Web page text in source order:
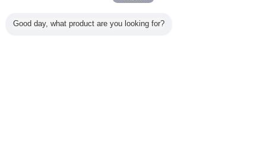
Good day, what product are you looking for?